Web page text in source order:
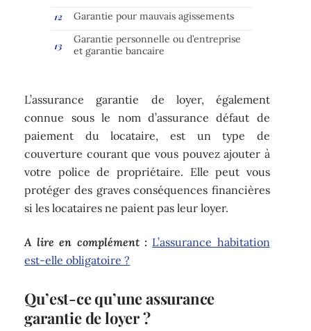
Garantie pour mauvais agissements
Garantie personnelle ou d’entreprise
et garantie bancaire
L’assurance garantie de loyer, également
connue sous le nom d’assurance défaut de
paiement du locataire, est un type de
couverture courant que vous pouvez ajouter à
votre police de propriétaire. Elle peut vous
protéger des graves conséquences financières
si les locataires ne paient pas leur loyer.
A lire en complément : L’assurance habitation
est-elle obligatoire ?
Qu’est-ce qu’une assurance
garantie de loyer ?